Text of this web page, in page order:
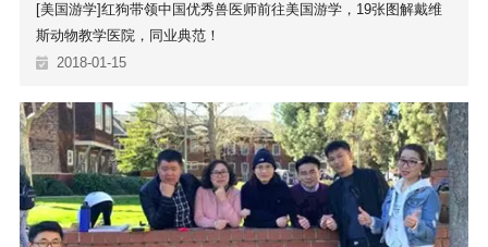
[美国游学]红狗带领中国优秀兽医师前往美国游学，19张图解戴维
斯动物教学医院，同业典范！
2018-01-15